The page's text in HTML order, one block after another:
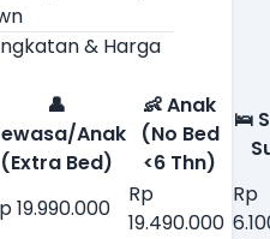
& Harga
👤
Anak
(Extra Bed)
👶 Anak
(No Bed
<6 Thn)
🛌
19.990.000
Rp
19.490.000
Rp